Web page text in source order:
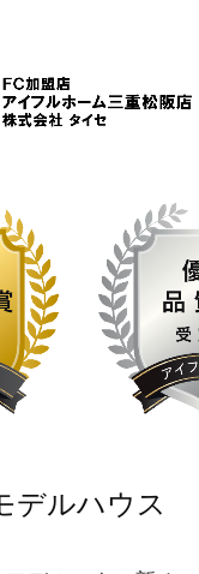
<Q&A>
デルハウス